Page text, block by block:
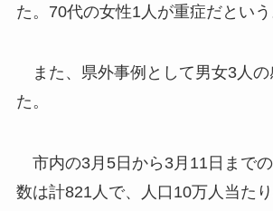
た。70代の女性1人が重症だという
また、県外事例として男女3人の
た。
市内の3月5日から3月11日まで
数は計821人で、人口10万人当た